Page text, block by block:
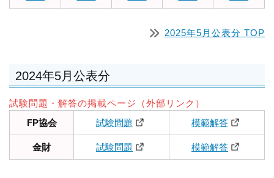
2025年5月公表分 TOP
2024年5月公表分
試験問題・解答の掲載ページ（外部リンク）
FP協会
試験問題 模範解答
金財 試験問題 模範解答